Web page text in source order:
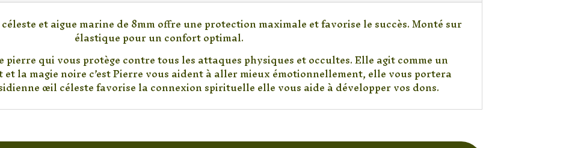
et aigue marine de 8mm offre une protection maximale et favorise le succès. Monté sur
élastique pour un confort optimal.
pierre qui vous protège contre tous les attaques physiques et occultes. Elle agit comme un
la magie noire c’est Pierre vous aident à aller mieux émotionnellement, elle vous portera
œil céleste favorise la connexion spirituelle elle vous aide à développer vos dons.